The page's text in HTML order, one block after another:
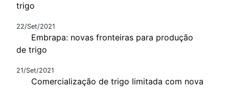
trigo
22/Set/2021
Embrapa: novas fronteiras para produção
de trigo
21/Set/2021
Comercialização de trigo limitada com nova